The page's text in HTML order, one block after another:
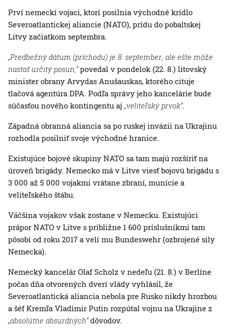
Prví nemeckí vojaci, ktorí posilnia východné krídlo
Severoatlantickej aliancie (NATO), prídu do pobaltskej
Litvy začiatkom septembra.
„Predbežný dátum (príchodu) je 8. september, ale ešte môže
nastať určitý posun,“povedal v pondelok (22. 8.) litovský
minister obrany Arvydas Anušauskas, ktorého cituje
tlačová agentúra DPA. Podľa správy jeho kancelárie bude
súčasťou nového kontingentu aj „veliteľský prvok“.
Západná obranná aliancia sa po ruskej invázii na Ukrajinu
rozhodla posilniť svoje východné hranice.
Existujúce bojové skupiny NATO sa tam majú rozšíriť na
úroveň brigády. Nemecko má v Litve viesť bojovú brigádu s
3 000 až 5 000 vojakmi vrátane zbraní, munície a
veliteľského štábu.
Väčšina vojakov však zostane v Nemecku. Existujúci
prápor NATO v Litve s približne 1 600 príslušníkmi tam
pôsobí od roku 2017 a velí mu Bundeswehr (ozbrojené sily
Nemecka).
Nemecký kancelár Olaf Scholz v nedeľu (21. 8.) v Berlíne
počas dňa otvorených dverí vlády vyhlásil, že
Severoatlantická aliancia nebola pre Rusko nikdy hrozbou
a šéf Kremľa Vladimir Putin rozpútal vojnu na Ukrajine z
„absolútne absurdných“dôvodov.